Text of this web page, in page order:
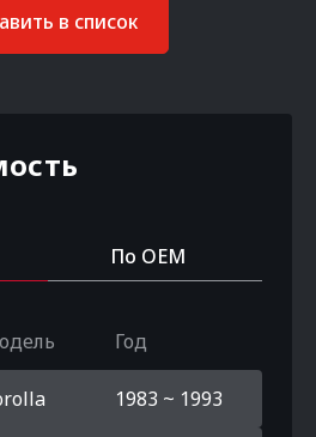
в список
По OEM
Год
1983 ~ 1993